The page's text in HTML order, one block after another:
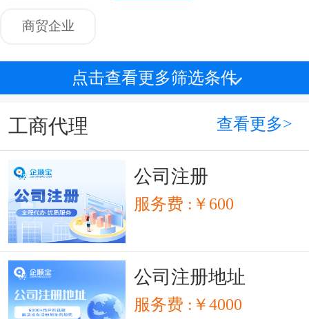
商贸企业
点击查看更多筛选条件
工商代理 查看更多>
公司注册
服务费 :￥600
公司注册地址
服务费 :￥4000